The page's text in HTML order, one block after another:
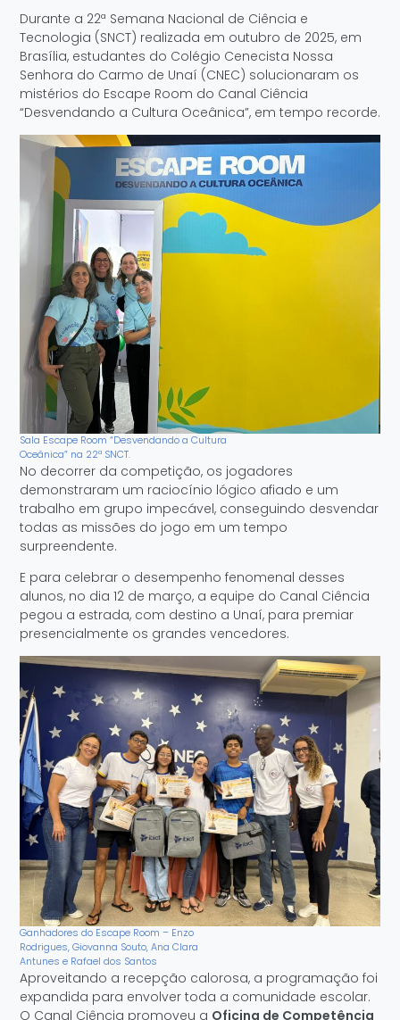
Durante a 22ª Semana Nacional de Ciência e
Tecnologia (SNCT) realizada em outubro de 2025, em
Brasília, estudantes do Colégio Cenecista Nossa
Senhora do Carmo de Unaí (CNEC) solucionaram os
mistérios do Escape Room do Canal Ciência
“Desvendando a Cultura Oceânica”, em tempo recorde.
Sala Escape Room “Desvendando a Cultura
Oceânica” na 22ª SNCT.
No decorrer da competição, os jogadores
demonstraram um raciocínio lógico afiado e um
trabalho em grupo impecável, conseguindo desvendar
todas as missões do jogo em um tempo
surpreendente.
E para celebrar o desempenho fenomenal desses
alunos, no dia 12 de março, a equipe do Canal Ciência
pegou a estrada, com destino a Unaí, para premiar
presencialmente os grandes vencedores.
Ganhadores do Escape Room – Enzo
Rodrigues, Giovanna Souto, Ana Clara
Antunes e Rafael dos Santos
Aproveitando a recepção calorosa, a programação foi
expandida para envolver toda a comunidade escolar.
O Canal Ciência promoveu a Oficina de Competência